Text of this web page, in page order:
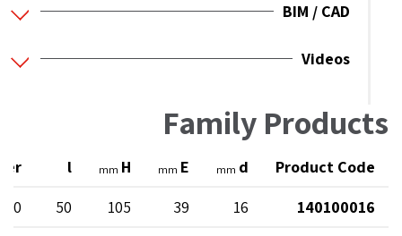
BIM / CAD
Videos
Family Products
Product Code
d
mm
E
mm
H
mm
l
140100016
16
39
105
50
10